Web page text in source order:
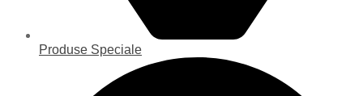
Produse Speciale